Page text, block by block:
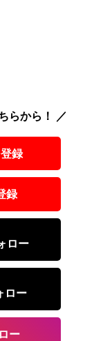
らから！ ／
録
録
ロー
ロー
ー